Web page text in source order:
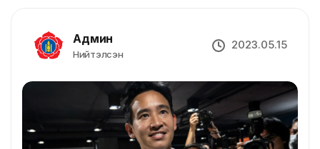
Админ
Нийтэлсэн
2023.05.15